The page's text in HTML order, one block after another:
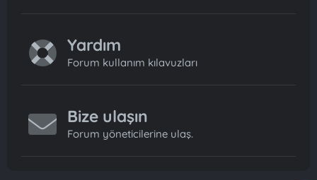
Yardım
Forum kullanım kılavuzları
Bize ulaşın
Forum yöneticilerine ulaş.